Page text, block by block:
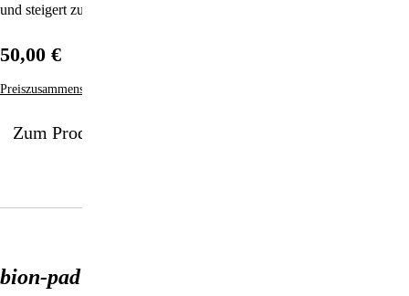
und steigert zudem Ihr Wohlbefinden!
Zum Produkt
50,00 €
Preiszusammensetzung
bion-pad 03 body